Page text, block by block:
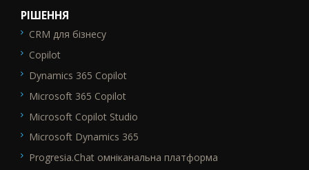
РІШЕННЯ
SEO_FTR1
CRM для бізнесу
Copilot
Dynamics 365 Copilot
Microsoft 365 Copilot
Microsoft Copilot Studio
Microsoft Dynamics 365
Progresia.Chat омніканальна платформа